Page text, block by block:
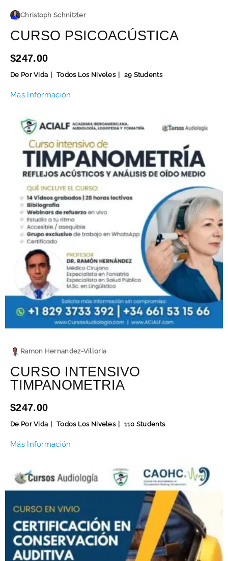
Christoph Schnitzler
CURSO PSICOACÚSTICA
$247.00
De Por Vida Todos Los Niveles 29 Students
Más Información
Ramon Hernandez-Villoria
CURSO INTENSIVO
TIMPANOMETRIA
$247.00
De Por Vida Todos Los Niveles 110 Students
Más Información